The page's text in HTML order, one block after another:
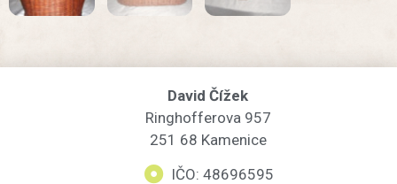
David Čížek
Ringhofferova 957
251 68 Kamenice
IČO: 48696595